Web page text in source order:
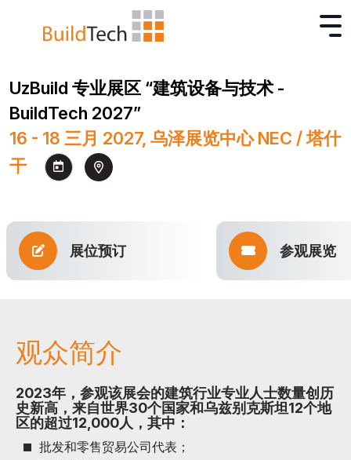
UzBuild 专业展区 “建筑设备与技术 -
BuildTech 2027”
16 - 18 三月 2027, 乌泽展览中心 NEC / 塔什
干
展位预订 参观展览
观众简介
2023年，参观该展会的建筑行业专业人士数量创历
史新高，来自世界30个国家和乌兹别克斯坦12个地
区的超过12,000人，其中：
批发和零售贸易公司代表；